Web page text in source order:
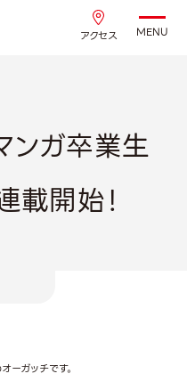
アクセス MENU
ガ卒業生
載開始！
ーガッチです。